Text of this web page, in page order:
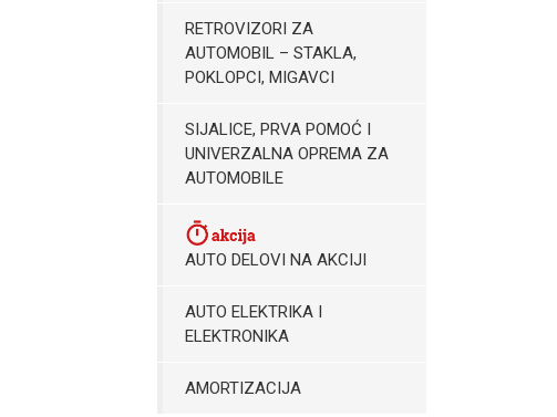
RETROVIZORI ZA
AUTOMOBIL – STAKLA,
POKLOPCI, MIGAVCI
SIJALICE, PRVA POMOĆ I
UNIVERZALNA OPREMA ZA
AUTOMOBILE
AUTO DELOVI NA AKCIJI
AUTO ELEKTRIKA I
ELEKTRONIKA
AMORTIZACIJA